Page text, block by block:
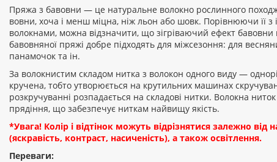
Пряжа з бавовни — це натуральне волокно рослинного
вовни, хоча і менш міцна, ніж льон або шовк. Порівнюючи її
волокнами, можна відзначити, що зігріваючий ефект
бавовняної пряжі добре підходять для міжсезоння: для
панамочок та ін.
За волокнистим складом нитка з волокон одного виду —
кручена, тобто утворюється на крутильних машинах
розкручуванні розпадається на складові нитки. Волокна
прядіння, що забезпечує ниткам найвищу якість.
*Увага! Колір і відтінок можуть відрізнятися залежно від
(яскравість, контраст, насиченість), а також освітлення.
Переваги: